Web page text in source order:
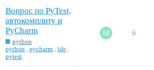
Вопрос по PyTest,
автокомплиту и
PyCharm
python
python
,pycharm ide
pytest
6